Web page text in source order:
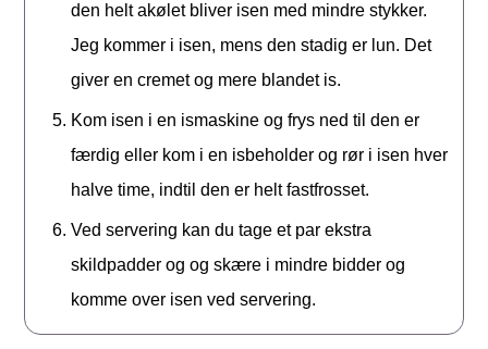
den helt akølet bliver isen med mindre stykker.
Jeg kommer i isen, mens den stadig er lun. Det
giver en cremet og mere blandet is.
Kom isen i en ismaskine og frys ned til den er
færdig eller kom i en isbeholder og rør i isen hver
halve time, indtil den er helt fastfrosset.
Ved servering kan du tage et par ekstra
skildpadder og og skære i mindre bidder og
komme over isen ved servering.